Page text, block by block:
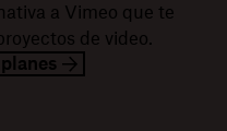
a Vimeo que te
de video.